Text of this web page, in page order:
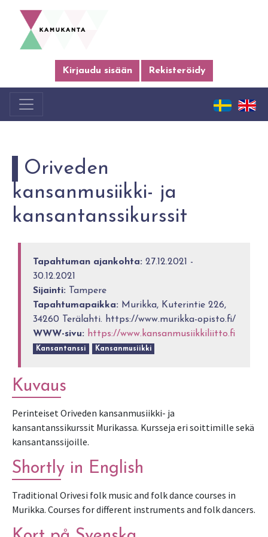
Kirjaudu sisään Rekisteröidy
Oriveden
kansanmusiikki- ja
kansantanssikurssit
Tapahtuman ajankohta: 27.12.2021 -
30.12.2021
Sijainti: Tampere
Tapahtumapaikka: Murikka, Kuterintie 226,
34260 Terälahti. https://www.murikka-opisto.fi/
WWW-sivu: https://www.kansanmusiikkiliitto.fi
Kansantanssi Kansanmusiikki
Kuvaus
Perinteiset Oriveden kansanmusiikki- ja
kansantanssikurssit Murikassa. Kursseja eri soittimille sekä
kansantanssijoille.
Shortly in English
Traditional Orivesi folk music and folk dance courses in
Murikka. Courses for different instruments and folk dancers.